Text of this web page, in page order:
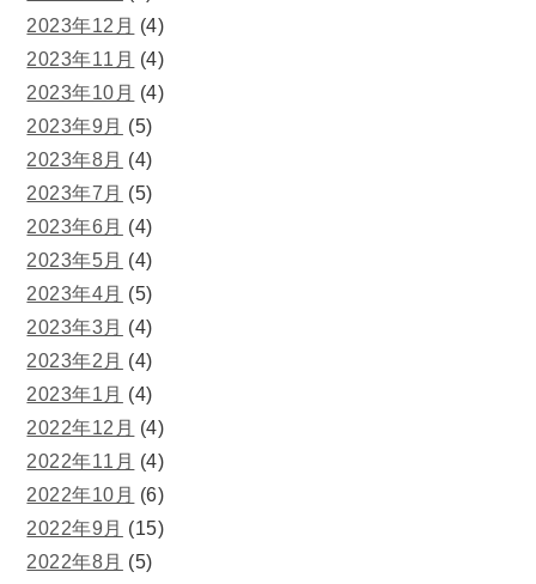
2023年12月 (4)
2023年11月 (4)
2023年10月 (4)
2023年9月 (5)
2023年8月 (4)
2023年7月 (5)
2023年6月 (4)
2023年5月 (4)
2023年4月 (5)
2023年3月 (4)
2023年2月 (4)
2023年1月 (4)
2022年12月 (4)
2022年11月 (4)
2022年10月 (6)
2022年9月 (15)
2022年8月 (5)